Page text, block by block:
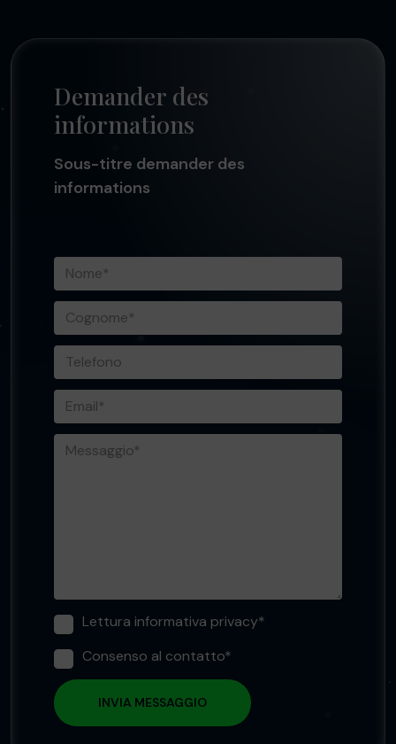
Demander des
informations
Sous-titre demander des
informations
Lettura informativa privacy*
Consenso al contatto*